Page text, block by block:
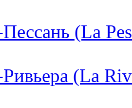
(La
(La